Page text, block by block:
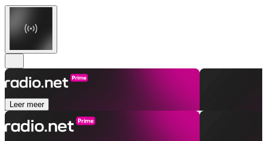
Leer meer